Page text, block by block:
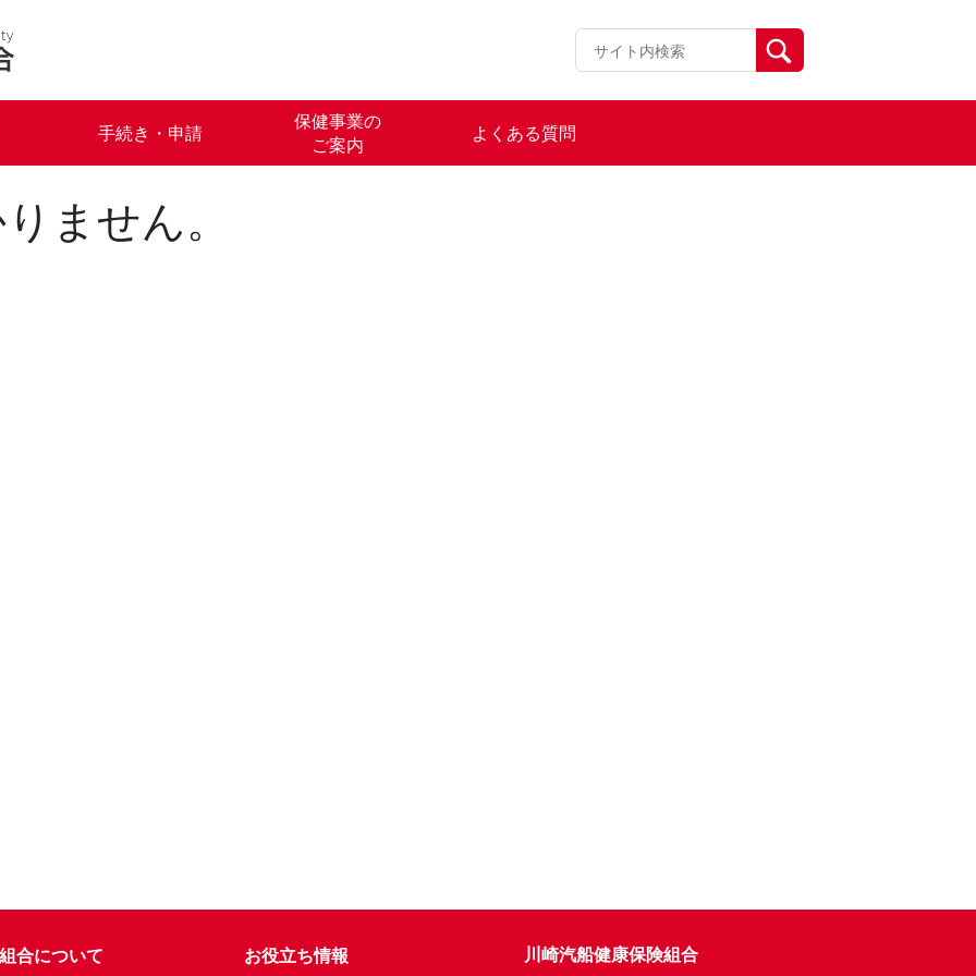
手続き・申請
保健事業の
ご案内
よくある質問
ません。
合について お役立ち情報 川崎汽船健康保険組合